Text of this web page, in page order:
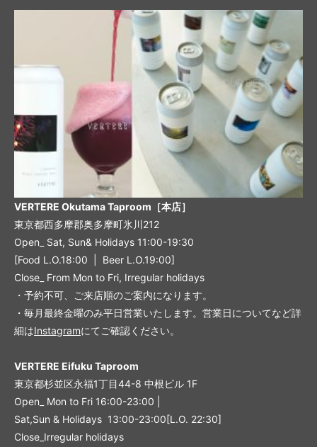
VERTERE Okutama Taproom［本店］
東京都西多摩郡奥多摩町氷川212
Open_ Sat, Sun& Holidays 11:00-19:30
[Food L.O.18:00 | Beer L.O.19:00]
Close_ From Mon to Fri, Irregular holidays
・予約不可、ご来店順のご案内になります。
・毎月最終金曜のみ平日営業いたします。営業日についてなど詳
細はInstagramにてご確認ください。
VERTERE Eifuku Taproom
東京都杉並区永福1丁目44-8 中根ビル 1F
Open_ Mon to Fri 16:00-23:00 |
Sat,Sun & Holidays 13:00-23:00[L .O. 22:30]
Close_Irregular holidays